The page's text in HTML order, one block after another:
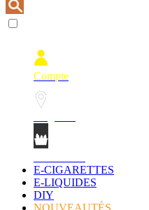
Compte
E-CIGARETTES
E-LIQUIDES
DIY
NOUVEAUTÉS